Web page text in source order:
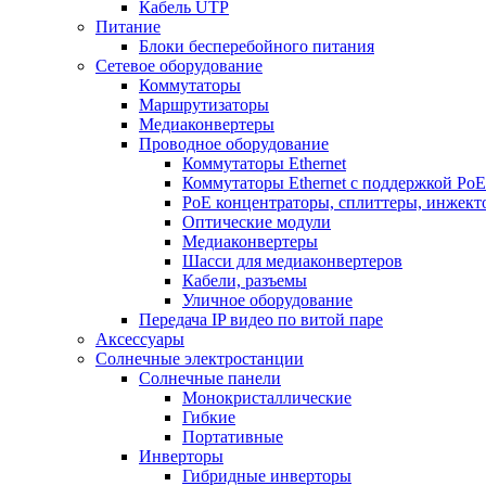
Кабель UTP
Питание
Блоки бесперебойного питания
Сетевое оборудование
Коммутаторы
Маршрутизаторы
Медиаконвертеры
Проводное оборудование
Коммутаторы Ethernet
Коммутаторы Ethernet с поддержкой PoE
РoЕ концентраторы, сплиттеры,
Оптические модули
Медиаконвертеры
Шасси для медиаконвертеров
Кабели, разъемы
Уличное оборудование
Передача IP видео по витой паре
Аксессуары
Солнечные электростанции
Солнечные панели
Монокристаллические
Гибкие
Портативные
Инверторы
Гибридные инверторы